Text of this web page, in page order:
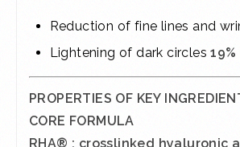
Reduction of fine lines and
Lightening of dark circles19%
PROPERTIES OF KEY
CORE FORMULA
RHA® : crosslinked hyaluronic